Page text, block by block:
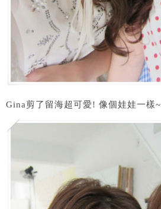
Gina剪了留海超可愛! 像個娃娃一樣~